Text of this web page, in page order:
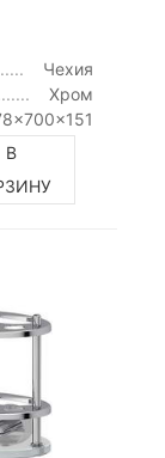
Чехия
Хром
В